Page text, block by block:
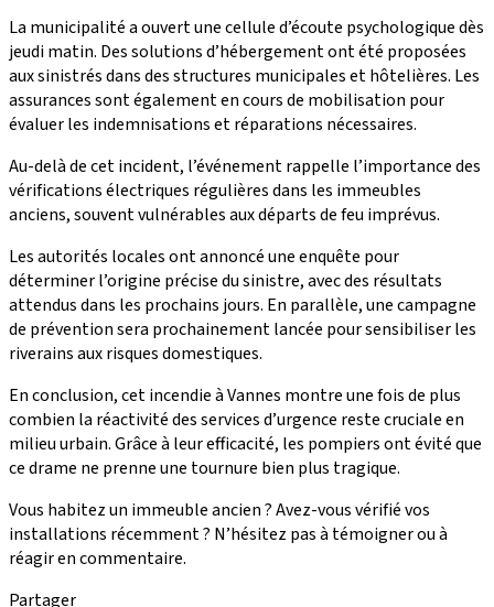
La municipalité a ouvert une cellule d’écoute psychologique dès
jeudi matin. Des solutions d’hébergement ont été proposées
aux sinistrés dans des structures municipales et hôtelières. Les
assurances sont également en cours de mobilisation pour
évaluer les indemnisations et réparations nécessaires.
Au-delà de cet incident, l’événement rappelle l’importance des
vérifications électriques régulières dans les immeubles
anciens, souvent vulnérables aux départs de feu imprévus.
Les autorités locales ont annoncé une enquête pour
déterminer l’origine précise du sinistre, avec des résultats
attendus dans les prochains jours. En parallèle, une campagne
de prévention sera prochainement lancée pour sensibiliser les
riverains aux risques domestiques.
En conclusion, cet incendie à Vannes montre une fois de plus
combien la réactivité des services d’urgence reste cruciale en
milieu urbain. Grâce à leur efficacité, les pompiers ont évité que
ce drame ne prenne une tournure bien plus tragique.
Vous habitez un immeuble ancien ? Avez-vous vérifié vos
installations récemment ? N’hésitez pas à témoigner ou à
réagir en commentaire.
Partager